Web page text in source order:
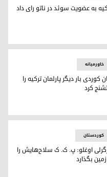
به عضویت سوئد در ناتو رای داد
شمال کوردستان
خاورمیانه
کوردی بار دیگر پارلمان ترکیه را
کرد
کوردستان
اوغلو: پ. ک. ک سلاح‌هایش را
بگذارد